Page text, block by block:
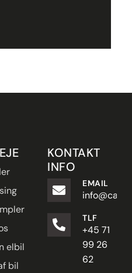
elbil
bil
KONTAKT
INFO
EMAIL
TLF
+45 71
99 26
62